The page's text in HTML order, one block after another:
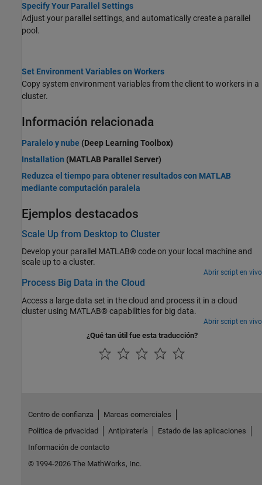
Specify Your Parallel Settings
Adjust your parallel settings, and automatically create a parallel
pool.
Set Environment Variables on Workers
Copy system environment variables from the client to workers in a
cluster.
Información relacionada
Paralelo y nube (Deep Learning Toolbox)
Installation (MATLAB Parallel Server)
Reduzca el tiempo para obtener resultados con MATLAB
mediante computación paralela
Ejemplos destacados
Scale Up from Desktop to Cluster
Develop your parallel MATLAB® code on your local machine and
scale up to a cluster.
Abrir script en vivo
Process Big Data in the Cloud
Access a large data set in the cloud and process it in a cloud
cluster using MATLAB® capabilities for big data.
Abrir script en vivo
¿Qué tan útil fue esta traducción?
Centro de confianza
Marcas comerciales
Política de privacidad
Antipiratería
Estado de las aplicaciones
Información de contacto
© 1994-2026 The MathWorks, Inc.